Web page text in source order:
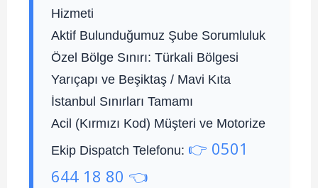
Hizmeti
Aktif Bulunduğumuz Şube Sorumluluk
Özel Bölge Sınırı: Türkali Bölgesi
Yarıçapı ve Beşiktaş / Mavi Kıta
İstanbul Sınırları Tamamı
Acil (Kırmızı Kod) Müşteri ve Motorize
Ekip Dispatch Telefonu: 👉 0501
644 18 80 👈